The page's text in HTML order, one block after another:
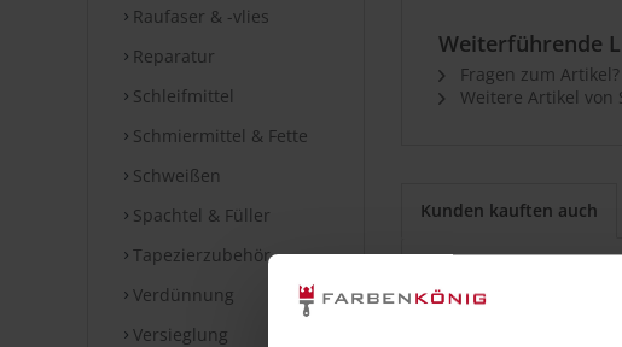
Raufaser & -vlies
Reparatur
Schleifmittel
Schmiermittel & Fette
Schweißen
Spachtel & Füller
Tapezierzubehör
Verdünnung
Versieglung
Weiterführende
Fragen zum Artikel?
Weitere Artikel von
Kunden kauften auch